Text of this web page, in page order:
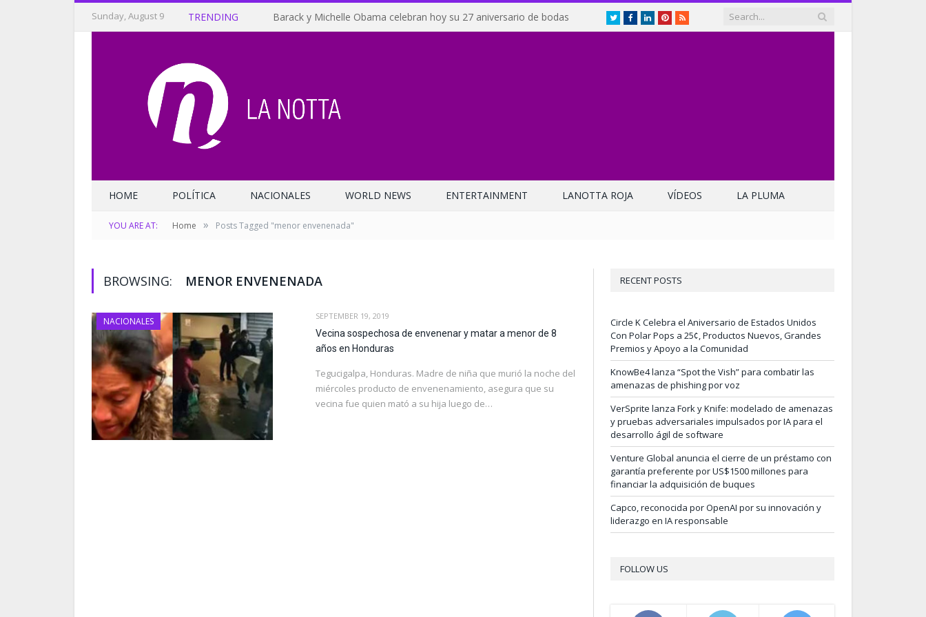
Sunday, August 9 TRENDING Barack y Michelle Obama celebran hoy su 27 aniversario de bodas TwitterFacebookLinkedInPinterest
RSS
HOME POLÍTICA NACIONALES WORLD NEWS ENTERTAINMENT LANOTTA ROJA VÍDEOS LA PLUMA
YOU ARE AT: Home » Posts Tagged "menor envenenada"
BROWSING: MENOR ENVENENADA
NACIONALES SEPTEMBER 19, 2019
Vecina sospechosa de envenenar y matar a menor de 8
años en Honduras
Tegucigalpa, Honduras. Madre de niña que murió la noche del
miércoles producto de envenenamiento, asegura que su
vecina fue quien mató a su hija luego de…
RECENT POSTS
Circle K Celebra el Aniversario de Estados Unidos
Con Polar Pops a 25¢, Productos Nuevos, Grandes
Premios y Apoyo a la Comunidad
KnowBe4 lanza “Spot the Vish” para combatir las
amenazas de phishing por voz
VerSprite lanza Fork y Knife: modelado de amenazas
y pruebas adversariales impulsados por IA para el
desarrollo ágil de software
Venture Global anuncia el cierre de un préstamo con
garantía preferente por US$1500 millones para
financiar la adquisición de buques
Capco, reconocida por OpenAI por su innovación y
liderazgo en IA responsable
FOLLOW US